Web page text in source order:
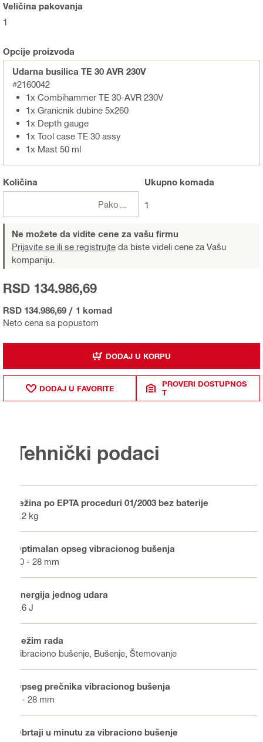
Veličina pakovanja
1
Opcije proizvoda
Udarna busilica TE 30 AVR 230V
#2160042
1x Combihammer TE 30-AVR 230V
1x Granicnik dubine 5x260
1x Depth gauge
1x Tool case TE 30 assy
1x Mast 50 ml
Količina Ukupnokomada
1
Ne možete da vidite cene za vašu firmu
Prijavite se ili se registrujte da biste videli cene za Vašu
kompaniju.
Neto cena sa popustom
RSD 134.986,69
RSD 134.986,69 / 1 komad
DODAJ U KORPU
DODAJ U FAVORITE
PROVERI DOSTUPNOS
T
Tehnički podaci
Težina po EPTA proceduri 01/2003 bez baterije
4.2 kg
Optimalan opseg vibracionog bušenja
10 - 28 mm
Energija jednog udara
3.6 J
Režim rada
Vibraciono bušenje, Bušenje, Štemovanje
Opseg prečnika vibracionog bušenja
5 - 28 mm
Obrtaji u minutu za vibraciono bušenje